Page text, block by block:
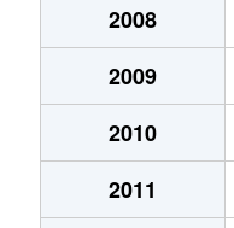
椥辻西浦町
椥辻西浦町
椥辻西浦町
椥辻西浦町
2008
2009
2010
2011